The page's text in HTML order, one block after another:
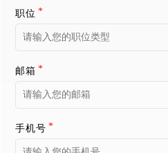
职位
邮箱
手机号